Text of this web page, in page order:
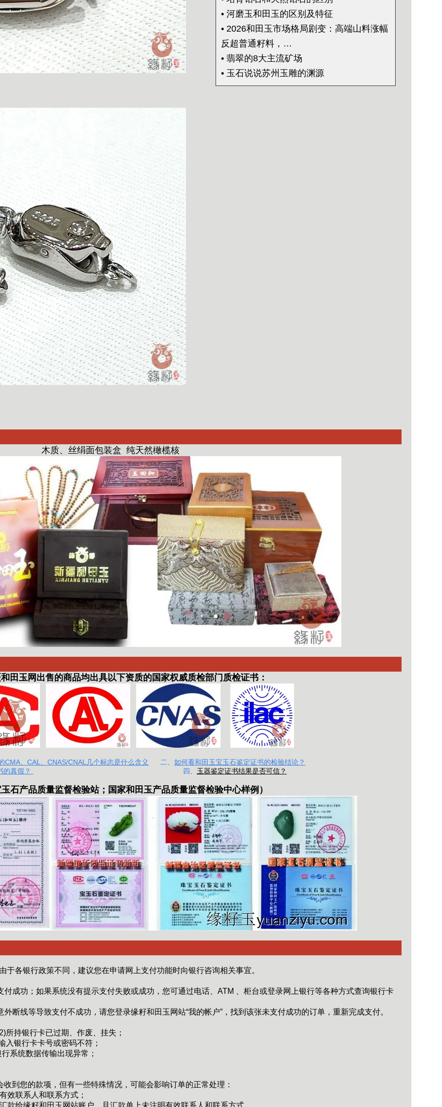
• 河磨玉和田玉的区别及特征
• 2026和田玉市场格局剧变：高端山料涨幅
反超普通籽料，…
• 翡翠的8大主流矿场
• 玉石说说苏州玉雕的渊源
木质、丝绢面包装盒 纯天然橄榄核
玉网出售的商品均出具以下资质的国家权威质检部门质检证书：
CMA、CAL、CNAS/CNAL几个标志是什么含义 二、如何看和田玉宝玉石鉴定证书的检验结论？
的真假？ 四、 玉器鉴定证书结果是否可信？
石产品质量监督检验站； 国家和田玉产品质量监督检验中心样例）
各银行政策不同，建议您在申请网上支付功能时向银行咨询相关事宜。
功；如果系统没有提示支付失败或成功，您可通过电话、ATM 、柜台或登录网上银行等各种方式查询银行卡
线等导致支付不成功，请您登录缘籽和田玉网站“我的帐户”，找到该张未支付成功的订单，重新完成支付。
所持银行卡已过期、作废、挂失；
入银行卡卡号或密码不符；
系统数据传输出现异常；
您的款项，但有一些特殊情况，可能会影响订单的正常处理：
联系人和联系方式；
给缘籽和田玉网站账户，且汇款单上未注明有效联系人和联系方式。